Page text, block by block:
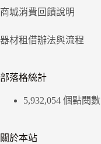
商城消費回饋說明
器材租借辦法與流程
部落格統計
5,932,054 個點閱數
關於本站